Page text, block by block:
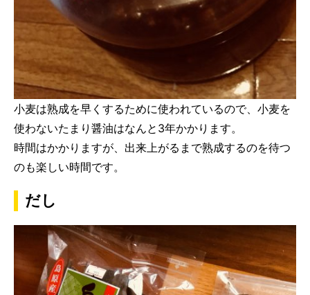
小麦は熟成を早くするために使われているので、小麦を
使わないたまり醤油はなんと3年かかります。
時間はかかりますが、出来上がるまで熟成するのを待つ
のも楽しい時間です。
だし